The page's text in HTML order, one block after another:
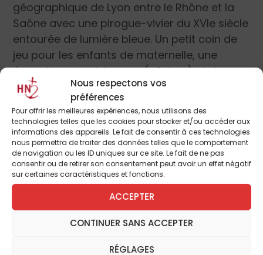
Nous respectons vos
préférences
Pour offrir les meilleures expériences, nous utilisons des
technologies telles que les cookies pour stocker et/ou accéder aux
informations des appareils. Le fait de consentir à ces technologies
nous permettra de traiter des données telles que le comportement
de navigation ou les ID uniques sur ce site. Le fait de ne pas
consentir ou de retirer son consentement peut avoir un effet négatif
sur certaines caractéristiques et fonctions.
ACCEPTER
CONTINUER SANS ACCEPTER
RÉGLAGES
géographique de Lyon entre le Rhône et la
Saône avec une pirogue-vivier du XVIe siècle
entourée de lumière bleue. Un petit coin de
jeu pour les enfants de maternelle, une
évocation des richesses (pêches) et des
dangers des fleuves (inondations)
complètent cet espace.
Qu’est-ce que tu fabriques ?montre le
travail à Lyon dutissageavec la
présentation d’un imposant métier à tisser,
et s’étend jusqu’aux industries
engagements dans la cité.